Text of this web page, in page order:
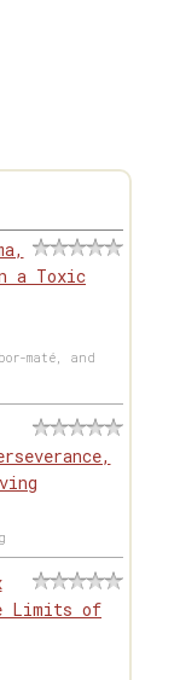
a Toxic
maté, and
Limits of